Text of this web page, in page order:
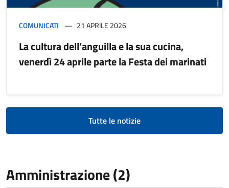
COMUNICATI 21 APRILE 2026
La cultura dell’anguilla e la sua cucina,
venerdì 24 aprile parte la Festa dei marinati
Tutte le notizie
Amministrazione (2)